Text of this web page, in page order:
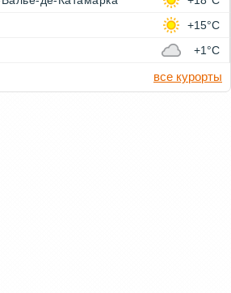
+15°C
+1°C
все курорты